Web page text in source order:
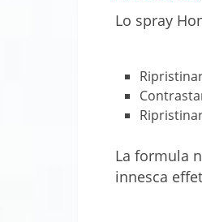
Lo spray
La formula
innesca